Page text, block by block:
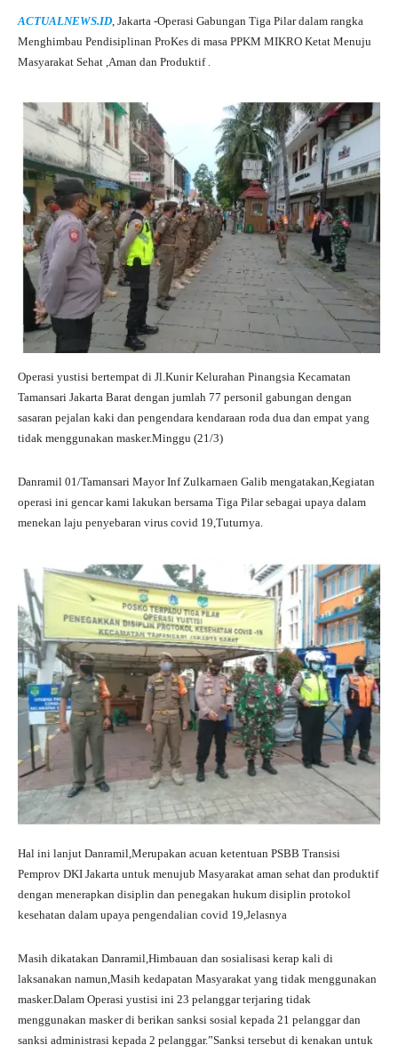
ts
A
gr
a
bo
ok
tte
r
re
ACTUALNEWS.ID, Jakarta -Operasi Gabungan Tiga Pilar dalam rangka
Menghimbau Pendisiplinan ProKes di masa PPKM MIKRO Ketat Menuju
Masyarakat Sehat ,Aman dan Produktif .
Operasi yustisi bertempat di Jl.Kunir Kelurahan Pinangsia Kecamatan
Tamansari Jakarta Barat dengan jumlah 77 personil gabungan dengan
sasaran pejalan kaki dan pengendara kendaraan roda dua dan empat yang
tidak menggunakan masker.Minggu (21/3)
Danramil 01/Tamansari Mayor Inf Zulkarnaen Galib mengatakan,Kegiatan
operasi ini gencar kami lakukan bersama Tiga Pilar sebagai upaya dalam
menekan laju penyebaran virus covid 19,Tuturnya.
Hal ini lanjut Danramil,Merupakan acuan ketentuan PSBB Transisi
Pemprov DKI Jakarta untuk menujub Masyarakat aman sehat dan produktif
dengan menerapkan disiplin dan penegakan hukum disiplin protokol
kesehatan dalam upaya pengendalian covid 19,Jelasnya
Masih dikatakan Danramil,Himbauan dan sosialisasi kerap kali di
laksanakan namun,Masih kedapatan Masyarakat yang tidak menggunakan
masker.Dalam Operasi yustisi ini 23 pelanggar terjaring tidak
menggunakan masker di berikan sanksi sosial kepada 21 pelanggar dan
sanksi administrasi kepada 2 pelanggar.”Sanksi tersebut di kenakan untuk